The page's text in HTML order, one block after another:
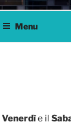
Menu
Venerdìe il